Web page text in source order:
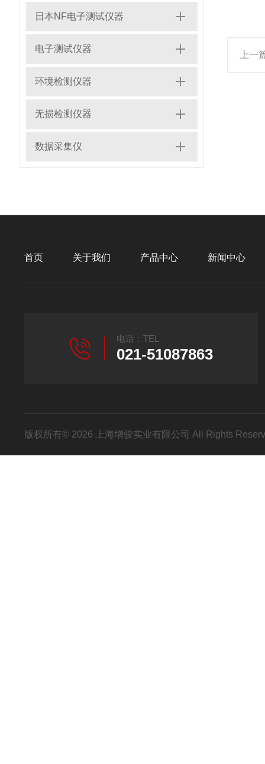
日本NF电子测试仪器
电子测试仪器
环境检测仪器
无损检测仪器
数据采集仪
上一
首页 关于我们 产品中心 新闻中心
电话：TEL
021-51087863
版权所有© 2026 上海增骏实业有限公司 All Rights